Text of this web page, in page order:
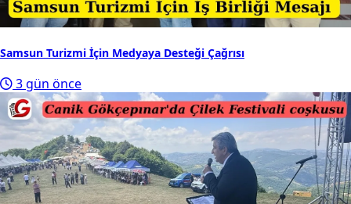
Samsun Turizmi İçin Medyaya Desteği Çağrısı
3 gün önce